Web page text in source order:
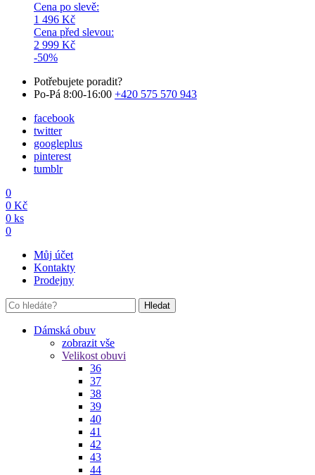
Cena po slevě:
1 496 Kč
Cena před slevou:
2 999 Kč
-50%
Potřebujete poradit?
Po-Pá 8:00-16:00 +420 575 570 943
facebook
twitter
googleplus
pinterest
tumblr
0
0 Kč
0 ks
0
Můj účet
Kontakty
Prodejny
Hledat
Dámská obuv
zobrazit vše
Velikost obuvi
36
37
38
39
40
41
42
43
44